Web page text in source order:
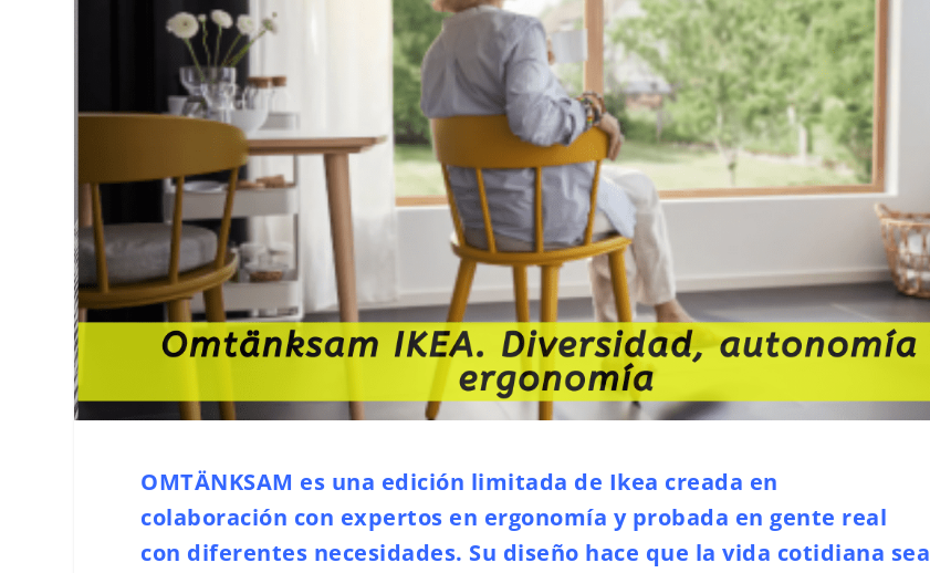
OMTÄNKSAM es una edición limitada de Ikea creada en
colaboración con expertos en ergonomía y probada en gente real
con diferentes necesidades. Su diseño hace que la vida cotidiana sea